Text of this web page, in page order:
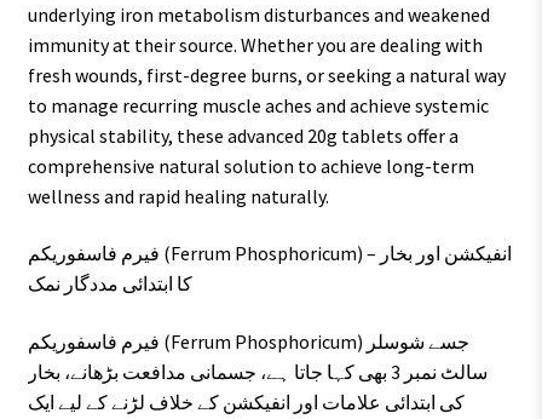
underlying iron metabolism disturbances and weakened
immunity at their source. Whether you are dealing with
fresh wounds, first-degree burns, or seeking a natural way
to manage recurring muscle aches and achieve systemic
physical stability, these advanced 20g tablets offer a
comprehensive natural solution to achieve long-term
wellness and rapid healing naturally.
فیرم فاسفوریکم (Ferrum Phosphoricum) – انفیکشن اور بخار
کا ابتدائی مددگار نمک
فیرم فاسفوریکم (Ferrum Phosphoricum) جسے شوسلر
سالٹ نمبر 3 بھی کہا جاتا ہے، جسمانی مدافعت بڑھانے، بخار
کی ابتدائی علامات اور انفیکشن کے خلاف لڑنے کے لیے ایک